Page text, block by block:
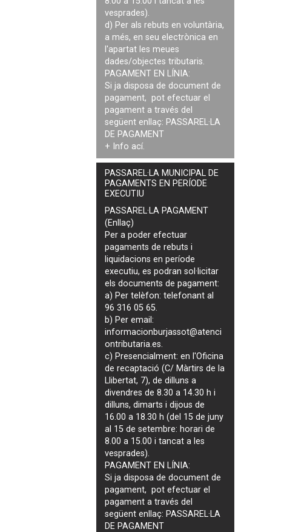
vesprades).
d) Per als rebuts en voluntària,
a més, en seu electrònica en
l'apartat les meues
dades/objectes tributaris.
PAGAMENT EN LÍNIA:
Si ja disposa de document de
pagament, pot efectuar el
pagament a través del
següent enllaç: PASSAREL·LA
DE PAGAMENT
+ Info ací.
PASSAREL·LA MUNICIPAL DE
PAGAMENTS EN PERÍODE
EXECUTIU
PASSAREL·LA PAGAMENT
(Enllaç)
Per a poder efectuar
pagaments derebuts i
liquidacions en període
executiu, es podransol·licitar
els documents de pagament:
a) Per telèfon: telefonant al
96 316 05 65.
b) Per email:
informacionburjassot@atenci
ontributaria.es.
c) Presencialment: en l'Oficina
de recaptació (C/ Màrtirs de la
Llibertat, 7), de dilluns a
divendres de 8.30 a 14.30 h i
dilluns, dimarts i dijous de
16.00 a 18.30 h (del 15 de juny
al 15 de setembre: horari de
8.00 a 15.00 i tancat a les
vesprades).
PAGAMENT EN LÍNIA:
Si ja disposa de document de
pagament, pot efectuar el
pagament a través del
següent enllaç: PASSAREL·LA
DE PAGAMENT